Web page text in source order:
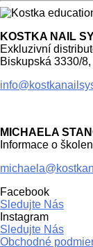
KOSTKA NAIL
Exkluzivní
Biskupská 3330/
MICHAELA
Informace o
Facebook
Sledujte Nás
Instagram
Sledujte Nás
Obchodné